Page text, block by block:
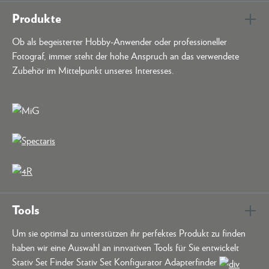
Produkte
Ob als begeisterter Hobby-Anwender oder professioneller
Fotograf, immer steht der hohe Anspruch an das verwendete
Zubehör im Mittelpunkt unseres Interesses.
Tools
Um sie optimal zu unterstützen ihr perfektes Produkt zu finden
haben wir eine Auswahl an innvativen Tools für Sie entwickelt
Stativ Set Finder Stativ Set Konfigurator Adapterfinder